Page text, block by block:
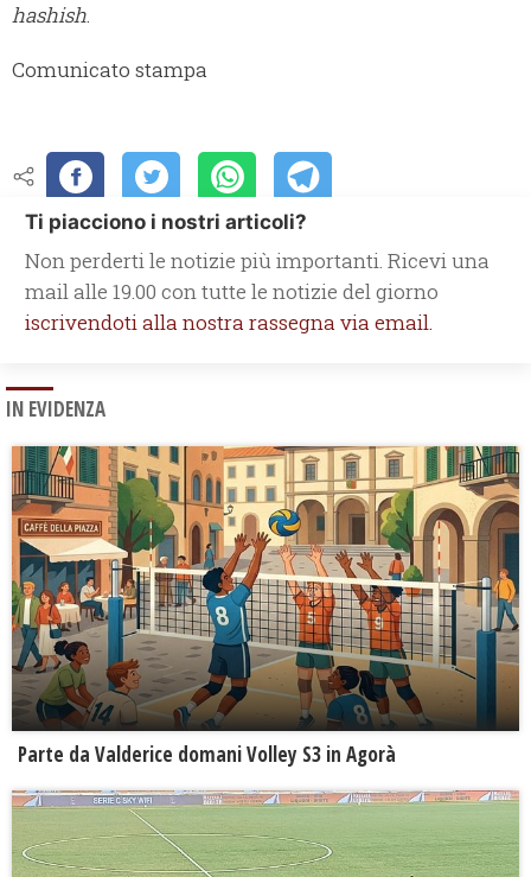
hashish.
Comunicato stampa
Ti piacciono i nostri articoli?
Non perderti le notizie più importanti. Ricevi una
mail alle 19.00 con tutte le notizie del giorno
iscrivendoti alla nostra rassegna via email.
IN EVIDENZA
Parte da Valderice domani Volley S3 in Agorà